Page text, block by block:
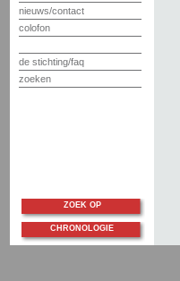
nieuws/contact
colofon
de stichting/faq
zoeken
ZOEK OP
CHRONOLOGIE